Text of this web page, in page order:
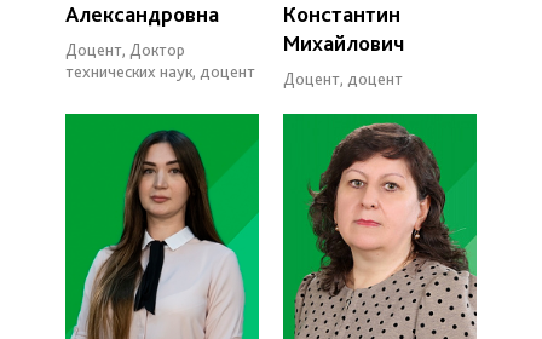
Александровна
Доцент, Доктор
технических наук, доцент
Константин
Михайлович
Доцент, доцент